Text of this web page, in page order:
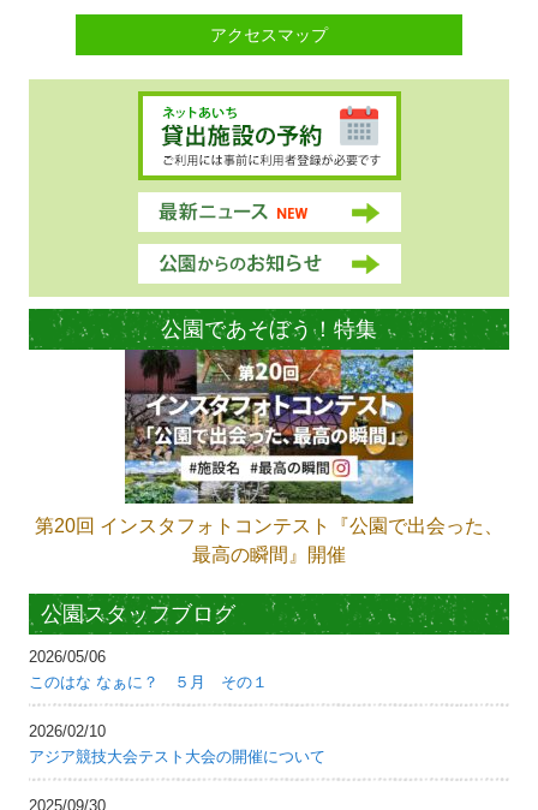
アクセスマップ
公園であそぼう！特集
第20回 インスタフォトコンテスト『公園で出会った、
最高の瞬間』開催
公園スタッフブログ
2026/05/06
このはな なぁに？ ５月 その１
2026/02/10
アジア競技大会テスト大会の開催について
2025/09/30